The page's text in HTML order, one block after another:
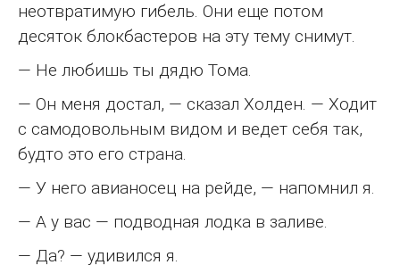
неотвратимую гибель. Они еще потом
десяток блокбастеров на эту тему снимут.
— Не любишь ты дядю Тома.
— Он меня достал, — сказал Холден. — Ходит
с самодовольным видом и ведет себя так,
будто это его страна.
— У него авианосец на рейде, — напомнил я.
— А у вас — подводная лодка в заливе.
— Да? — удивился я.